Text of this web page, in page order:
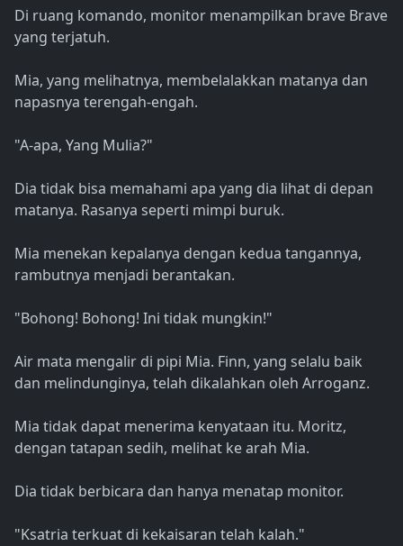
Di ruang komando, monitor menampilkan brave Brave
yang terjatuh.
Mia, yang melihatnya, membelalakkan matanya dan
napasnya terengah-engah.
"A-apa, Yang Mulia?"
Dia tidak bisa memahami apa yang dia lihat di depan
matanya. Rasanya seperti mimpi buruk.
Mia menekan kepalanya dengan kedua tangannya,
rambutnya menjadi berantakan.
"Bohong! Bohong! Ini tidak mungkin!"
Air mata mengalir di pipi Mia. Finn, yang selalu baik
dan melindunginya, telah dikalahkan oleh Arroganz.
Mia tidak dapat menerima kenyataan itu. Moritz,
dengan tatapan sedih, melihat ke arah Mia.
Dia tidak berbicara dan hanya menatap monitor.
"Ksatria terkuat di kekaisaran telah kalah."